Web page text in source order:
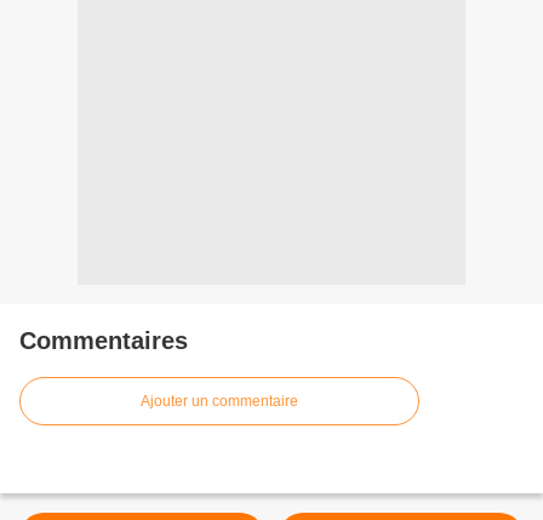
Commentaires
Ajouter un commentaire